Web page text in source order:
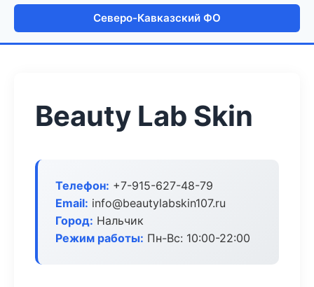
Северо-Кавказский ФО
Beauty Lab Skin
Телефон: +7-915-627-48-79
Email: info@beautylabskin107.ru
Город: Нальчик
Режим работы: Пн-Вс: 10:00-22:00